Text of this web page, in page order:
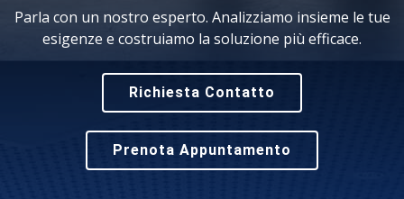
Parla con un nostro esperto. Analizziamo insieme le tue
esigenze e costruiamo la soluzione più efficace.
Richiesta Contatto
Prenota Appuntamento